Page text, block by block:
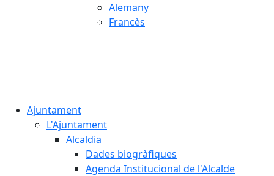
Alemany
Francès
Ajuntament
L'Ajuntament
Alcaldia
Dades biogràfiques
Agenda Institucional de l'Alcalde